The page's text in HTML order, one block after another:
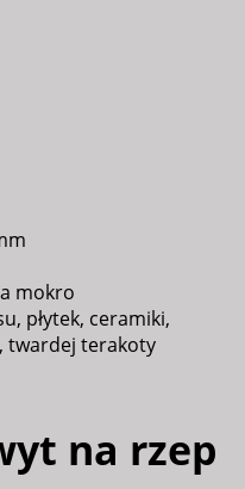
mokro
płytek, ceramiki,
twardej terakoty
na rzep